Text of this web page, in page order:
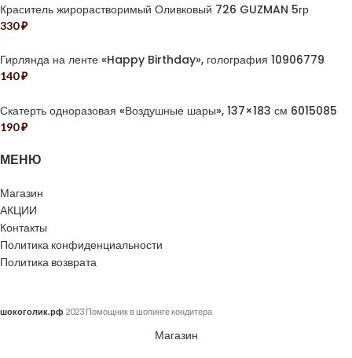
Краситель жирорастворимый Оливковый 726 GUZMAN 5гр
330₽
Гирлянда на ленте «Happy Birthday», голография 10906779
140₽
Скатерть одноразовая «Воздушные шары», 137×183 см 6015085
190₽
МЕНЮ
Магазин
АКЦИИ
Контакты
Политика конфиденциальности
Политика возврата
шокоголик.рф 2023 Помощник в шопинге кондитера
Магазин